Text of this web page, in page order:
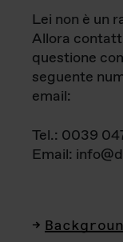
Lei non è un
Allora
questione
seguente
email:
Tel.: 0039
Email: